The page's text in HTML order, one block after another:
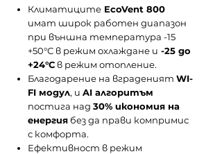
Климатиците EcoVent 800
имат широк работен диапазон
при външна температура -15
+50°С в режим охлаждане и -25 до
+24°С в режим отопление.
Благодарение на вграденият WI-
FI модул, и AI алгоритъм
постига над 30% икономия на
енергия без да прави компримис
с комфорта.
Ефективност в режим